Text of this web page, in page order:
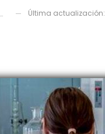
Última actualización: